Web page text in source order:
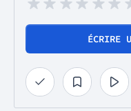
ÉCRIRE